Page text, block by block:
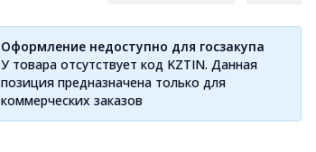
Оформление недоступно для госзакупа
У товара отсутствует код KZTIN. Данная
позиция предназначена только для
коммерческих заказов